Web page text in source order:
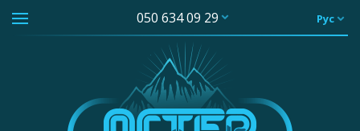
050 634 09 29 Рус